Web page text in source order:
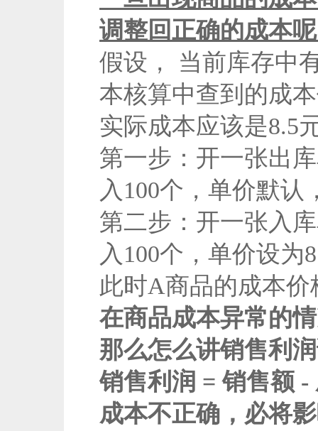
调整回正确的成本
假设， 当前库存中
本核算中查到的成
实际成本应该是8.5
第一步：开一张出
入100个，单价默
第二步：开一张入
入100个，单价设为
此时A商品的成本价
在商品成本异常的
那么怎么讲销售利
销售利润 = 销售额 -
成本不正确，必将